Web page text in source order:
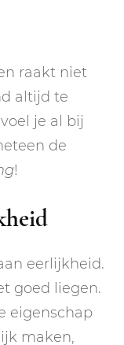
raakt niet
altijd te
je al bij
de
!
eerlijkheid.
goed liegen.
eigenschap
maken,